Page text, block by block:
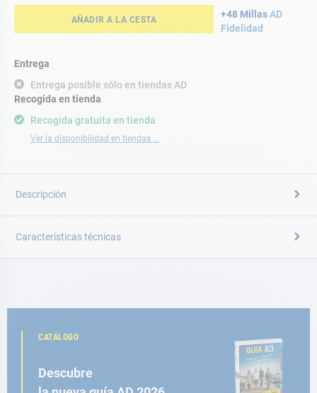
AÑADIR A LA CESTA +48 MillasAD
Fidelidad
Entrega
Entrega posible sólo en tiendas AD
Recogida gratuita en tienda
Ver la disponibilidad en tiendas ...
Recogida en tienda
Descripción
Características técnicas
CATÁLOGO
Descubre